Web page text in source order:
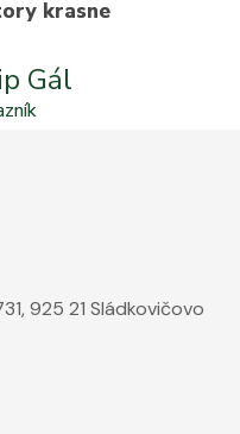
krasne
Gál
925 21 Sládkovičovo